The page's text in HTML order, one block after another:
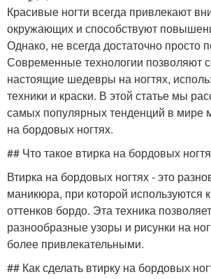
Красивые ногти всегда привлекают
окружающих и способствуют
Однако, не всегда достаточно просто
Современные технологии позволяют
настоящие шедевры на ногтях,
техники и краски. В этой статье мы
самых популярных тенденций в мире
на бордовых ногтях.
## Что такое втирка на бордовых
Втирка на бордовых ногтях - это
маникюра, при которой используются
оттенков бордо. Эта техника
разнообразные узоры и рисунки на
более привлекательными.
## Как сделать втирку на бордовых